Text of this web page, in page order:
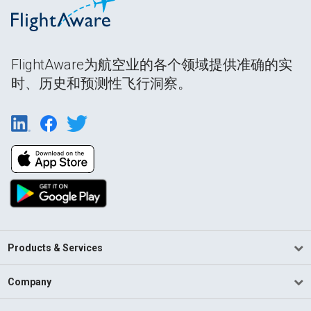
FlightAware为航空业的各个领域提供准确的实
时、历史和预测性飞行洞察。
Products & Services
Company